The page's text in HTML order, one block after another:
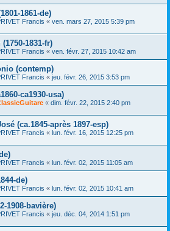
1861-de)
Francis « ven. mars 27, 2015 5:39 pm
1831-fr)
Francis « ven. févr. 27, 2015 10:42 am
(contemp)
Francis « jeu. févr. 26, 2015 3:53 pm
ca1930-usa)
« dim. févr. 22, 2015 2:40 pm
(ca.1845-après 1897-esp)
Francis « lun. févr. 16, 2015 12:25 pm
Francis « lun. févr. 02, 2015 11:05 am
de)
Francis « lun. févr. 02, 2015 10:41 am
1908-bavière)
Francis « jeu. déc. 04, 2014 1:51 pm